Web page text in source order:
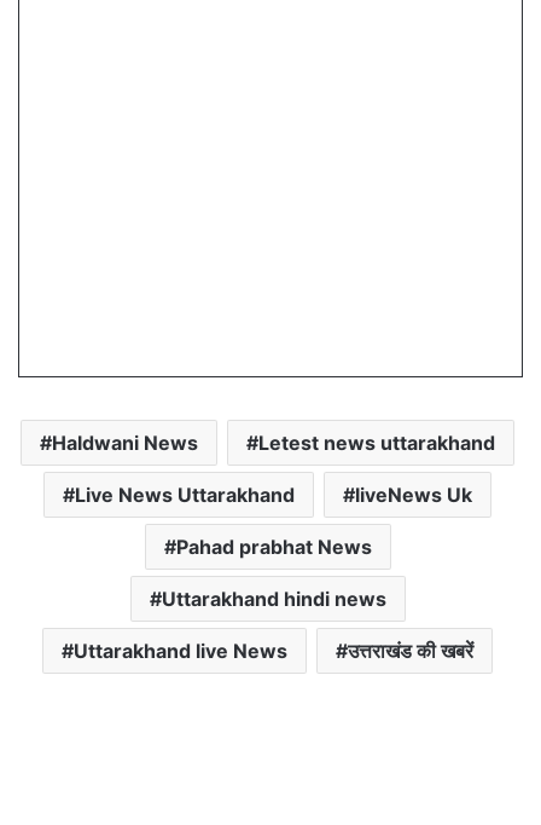
Haldwani News Letest news uttarakhand
Live News Uttarakhand liveNews Uk
Pahad prabhat News
Uttarakhand hindi news
Uttarakhand live News उत्तराखंड की खबरें